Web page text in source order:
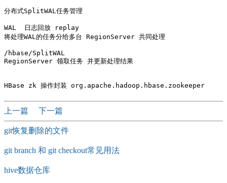
分布式SplitWAL任务管理
WAL  日志回放 replay
将处理WAL的任务分给多台 RegionServer 共同处理
/hbase/SplitWAL
RegionServer 领取任务 并更新处理结果
上一篇 下一篇
git恢复删除的文件
git branch 和 git checkout常见用法
hive数据仓库